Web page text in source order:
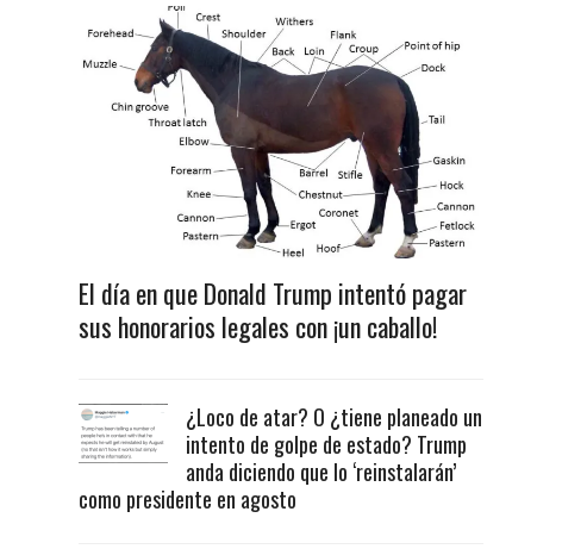
El día en que Donald Trump intentó pagar
sus honorarios legales con ¡un caballo!
¿Loco de atar? O ¿tiene planeado un
intento de golpe de estado? Trump
anda diciendo que lo ‘reinstalarán’
como presidente en agosto